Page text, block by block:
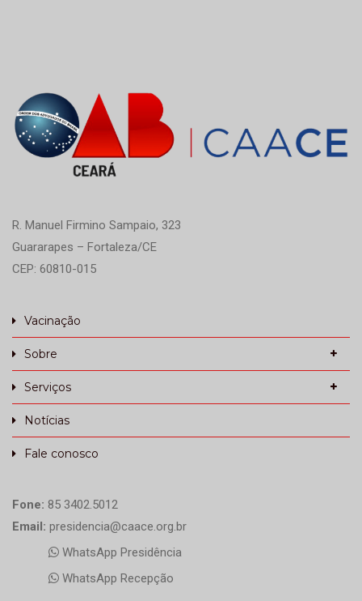
R. Manuel Firmino Sampaio, 323
Guararapes – Fortaleza/CE
CEP: 60810-015
Vacinação
Sobre
Serviços
Notícias
Fale conosco
Fone: 85 3402.5012
Email: presidencia@caace.org.br
WhatsApp Presidência
WhatsApp Recepção